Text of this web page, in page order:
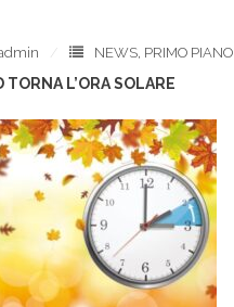
NEWS, PRIMO PIANO
TORNA L’ORA SOLARE